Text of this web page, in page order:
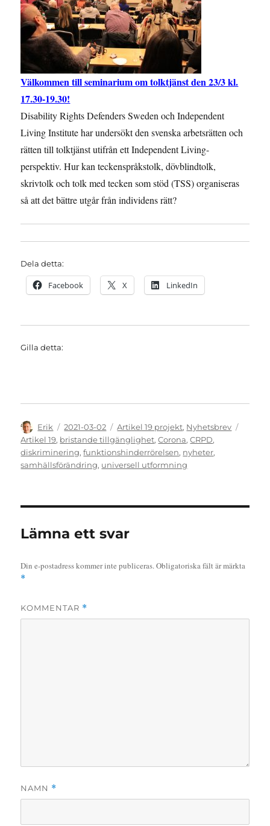
Välkommen till seminarium om tolktjänst den 23/3 kl.
17.30-19.30!
Disability Rights Defenders Sweden och Independent
Living Institute har undersökt den svenska arbetsrätten och
rätten till tolktjänst utifrån ett Independent Living-
perspektiv. Hur kan teckenspråkstolk, dövblindtolk,
skrivtolk och tolk med tecken som stöd (TSS) organiseras
så att det bättre utgår från individens rätt?
Dela detta:
Facebook X LinkedIn
Gilla detta:
Författare
Erik
Publicerat
den
2021-03-02 Kategorier
Artikel 19 projekt, Nyhetsbrev
Artikel 19, bristande tillgänglighet,Corona,CRPD,
diskriminering,funktionshinderrörelsen, nyheter,
samhällsförändring, universell utformning
Lämna ett svar
Din e-postadress kommer inte publiceras.Obligatoriska fält är märkta
*
KOMMENTAR *
NAMN *